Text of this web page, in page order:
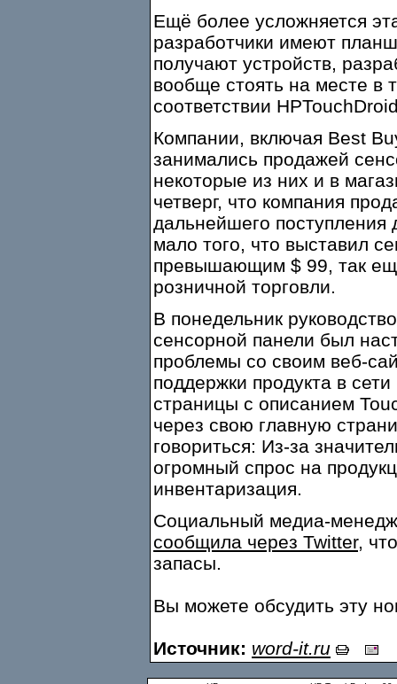
Ещё более усложняется
разработчики имеют
получают устройств,
вообще стоять на месте в
соответствии
Компании, включая Best
занимались продажей
некоторые из них и в
четверг, что компания
дальнейшего
мало того, что выставил
превышающим $ 99, так
розничной торговли.
В понедельник
сенсорной панели был
проблемы со своим веб-
поддержки продукта в
страницы с описанием
через свою главную
говориться: Из-за
огромный спрос на
инвентаризация.
Социальный медиа-
сообщила через Twitter,
запасы.
Вы можете обсудить эту
Источник: word-it.ru